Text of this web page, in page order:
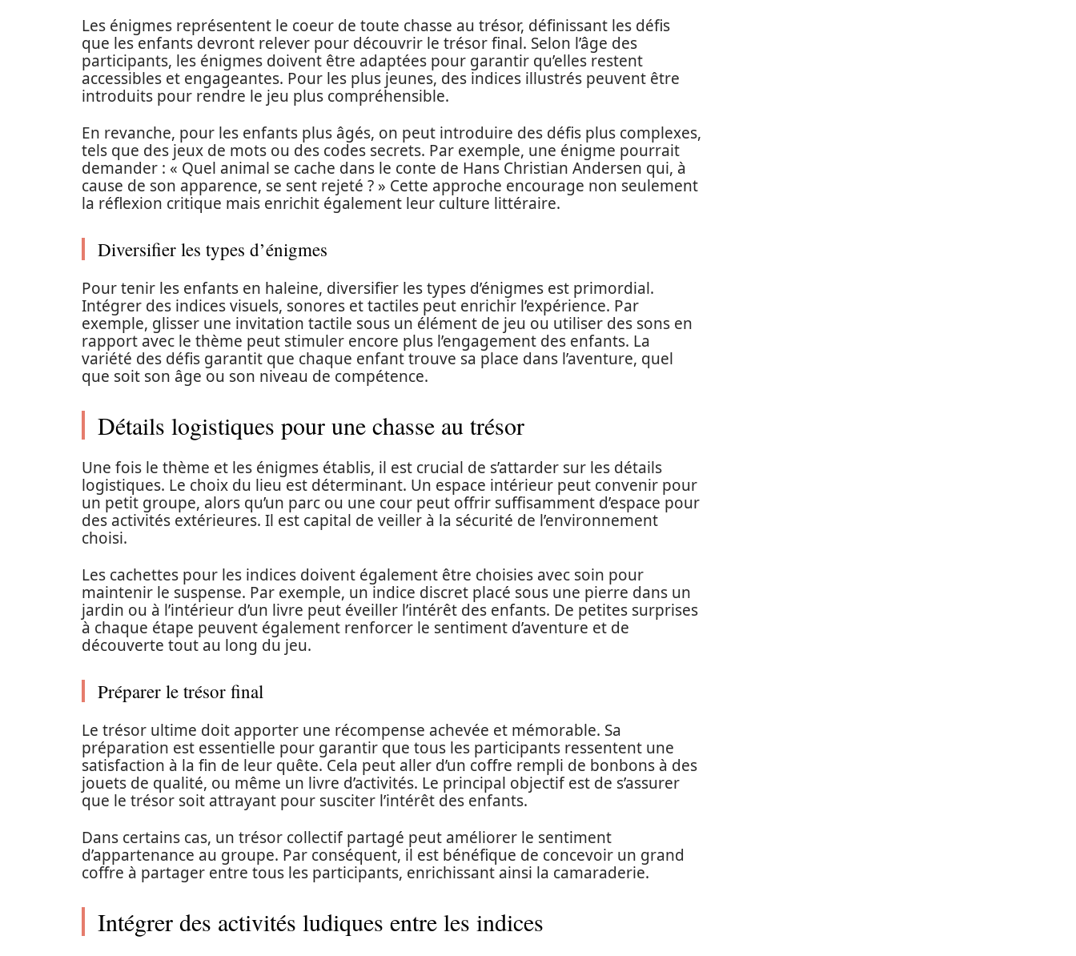
Les énigmes représentent le coeur de toute chasse au trésor, définissant les défis
que les enfants devront relever pour découvrir le trésor final. Selon l’âge des
participants, les énigmes doivent être adaptées pour garantir qu’elles restent
accessibles et engageantes. Pour les plus jeunes, des indices illustrés peuvent être
introduits pour rendre le jeu plus compréhensible.
En revanche, pour les enfants plus âgés, on peut introduire des défis plus complexes,
tels que des jeux de mots ou des codes secrets. Par exemple, une énigme pourrait
demander : « Quel animal se cache dans le conte de Hans Christian Andersen qui, à
cause de son apparence, se sent rejeté ? » Cette approche encourage non seulement
la réflexion critique mais enrichit également leur culture littéraire.
Diversifier les types d’énigmes
Pour tenir les enfants en haleine, diversifier les types d’énigmes est primordial.
Intégrer des indices visuels, sonores et tactiles peut enrichir l’expérience. Par
exemple, glisser une invitation tactile sous un élément de jeu ou utiliser des sons en
rapport avec le thème peut stimuler encore plus l’engagement des enfants. La
variété des défis garantit que chaque enfant trouve sa place dans l’aventure, quel
que soit son âge ou son niveau de compétence.
Détails logistiques pour une chasse au trésor
Une fois le thème et les énigmes établis, il est crucial de s’attarder sur les détails
logistiques. Le choix du lieu est déterminant. Un espace intérieur peut convenir pour
un petit groupe, alors qu’un parc ou une cour peut offrir suffisamment d’espace pour
des activités extérieures. Il est capital de veiller à la sécurité de l’environnement
choisi.
Les cachettes pour les indices doivent également être choisies avec soin pour
maintenir le suspense. Par exemple, un indice discret placé sous une pierre dans un
jardin ou à l’intérieur d’un livre peut éveiller l’intérêt des enfants. De petites surprises
à chaque étape peuvent également renforcer le sentiment d’aventure et de
découverte tout au long du jeu.
Préparer le trésor final
Le trésor ultime doit apporter une récompense achevée et mémorable. Sa
préparation est essentielle pour garantir que tous les participants ressentent une
satisfaction à la fin de leur quête. Cela peut aller d’un coffre rempli de bonbons à des
jouets de qualité, ou même un livre d’activités. Le principal objectif est de s’assurer
que le trésor soit attrayant pour susciter l’intérêt des enfants.
Dans certains cas, un trésor collectif partagé peut améliorer le sentiment
d’appartenance au groupe. Par conséquent, il est bénéfique de concevoir un grand
coffre à partager entre tous les participants, enrichissant ainsi la camaraderie.
Intégrer des activités ludiques entre les indices